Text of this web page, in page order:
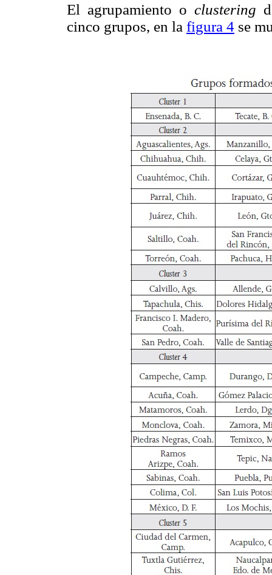
El agrupamiento oclustering
cinco grupos, en la figura 4 se